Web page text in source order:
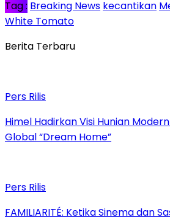
Tag : Breaking News kecantikan
White Tomato
Berita Terbaru
Pers Rilis
Himel Hadirkan Visi Hunian
Global “Dream Home”
Pers Rilis
FAMILIARITÉ: Ketika Sinema dan